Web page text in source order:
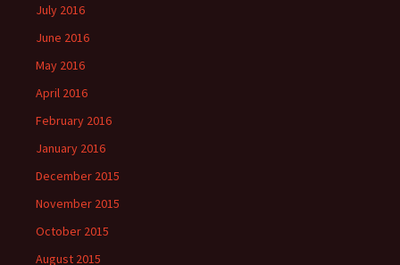
July 2016
June 2016
May 2016
April 2016
February 2016
January 2016
December 2015
November 2015
October 2015
August 2015